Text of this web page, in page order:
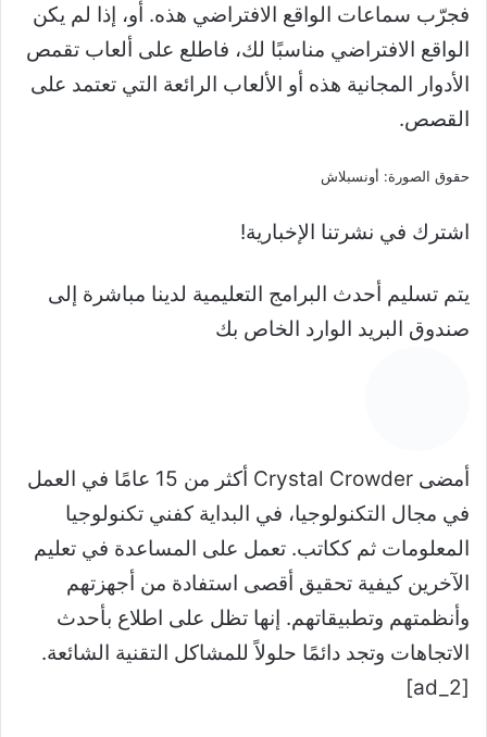
فجرّب سماعات الواقع الافتراضي هذه. أو، إذا لم يكن
الواقع الافتراضي مناسبًا لك، فاطلع على ألعاب تقمص
الأدوار المجانية هذه أو الألعاب الرائعة التي تعتمد على
القصص.
حقوق الصورة: أونسبلاش
اشترك في نشرتنا الإخبارية!
يتم تسليم أحدث البرامج التعليمية لدينا مباشرة إلى
صندوق البريد الوارد الخاص بك
أمضى Crystal Crowder أكثر من 15 عامًا في العمل
في مجال التكنولوجيا، في البداية كفني تكنولوجيا
المعلومات ثم ككاتب. تعمل على المساعدة في تعليم
الآخرين كيفية تحقيق أقصى استفادة من أجهزتهم
وأنظمتهم وتطبيقاتهم. إنها تظل على اطلاع بأحدث
الاتجاهات وتجد دائمًا حلولاً للمشاكل التقنية الشائعة.
[ad_2]